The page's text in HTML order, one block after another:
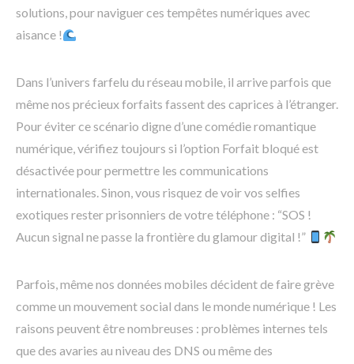
solutions, pour naviguer ces tempêtes numériques avec
aisance !
Dans l’univers farfelu du réseau mobile, il arrive parfois que
même nos précieux forfaits fassent des caprices à l’étranger.
Pour éviter ce scénario digne d’une comédie romantique
numérique, vérifiez toujours si l’option Forfait bloqué est
désactivée pour permettre les communications
internationales. Sinon, vous risquez de voir vos selfies
exotiques rester prisonniers de votre téléphone : “SOS !
Aucun signal ne passe la frontière du glamour digital !”
Parfois, même nos données mobiles décident de faire grève
comme un mouvement social dans le monde numérique ! Les
raisons peuvent être nombreuses : problèmes internes tels
que des avaries au niveau des DNS ou même des